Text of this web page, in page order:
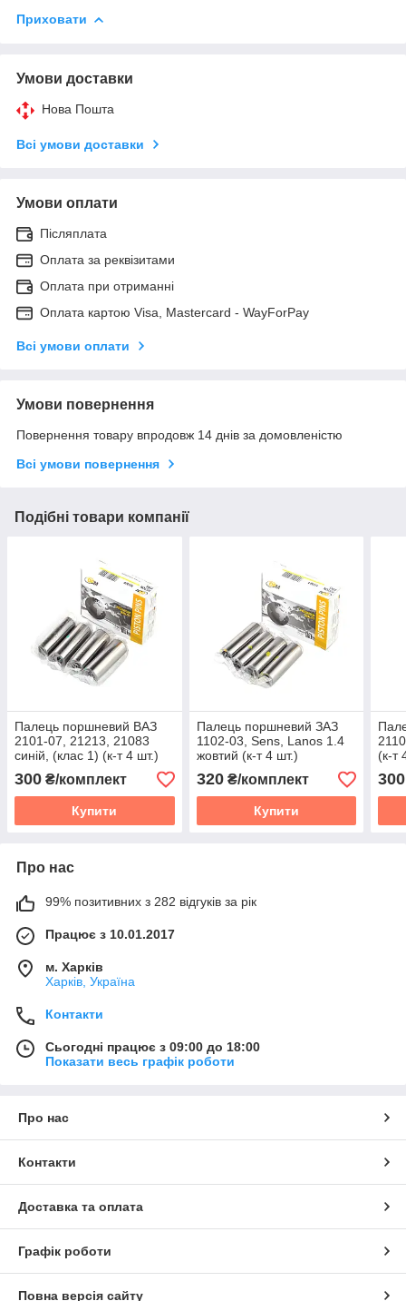
Приховати
Умови доставки
Нова Пошта
Всі умови доставки
Умови оплати
Післяплата
Оплата за реквізитами
Оплата при отриманні
Оплата картою Visa, Mastercard - WayForPay
Всі умови оплати
Умови повернення
Повернення товару впродовж 14 днів за домовленістю
Всі умови повернення
Подібні товари компанії
Палець поршневий ВАЗ
2101-07, 21213, 21083
синій, (клас 1) (к-т 4 шт.)
300 ₴/комплект
Купити
Палець поршневий ЗАЗ
1102-03, Sens, Lanos 1.4
жовтий (к-т 4 шт.)
320₴/комплект
Купити
(к-т
300
Про нас
99% позитивних з 282 відгуків за рік
Працює з 10.01.2017
м. Харків
Харків, Україна
Контакти
Сьогодні працює з 09:00 до 18:00
Показати весь графік роботи
Про нас
Контакти
Доставка та оплата
Графік роботи
Повна версія сайту